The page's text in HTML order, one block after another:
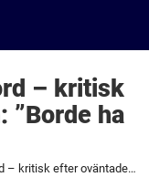
– kritisk
”Borde ha
SHL-stjärnans första ord – kritisk efter oväntade nobben: ”Borde ha koll på det...”